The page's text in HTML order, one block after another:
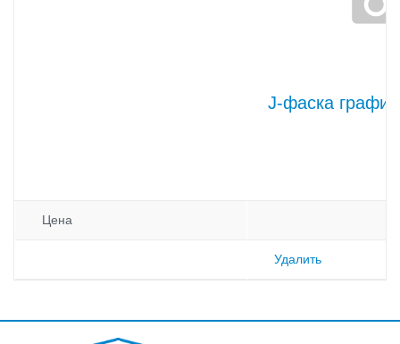
J-фаска графит
Цена
Удалить